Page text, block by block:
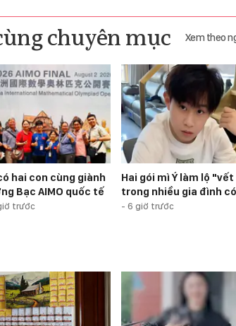
chuyên mục Xem theo
hai con cùng giành
Bạc AIMO quốc tế
trước
Hai gói mì Ý làm lộ
trong nhiều gia đình
- 6 giờ trước